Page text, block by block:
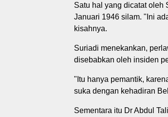
Satu hal yang dicatat oleh
Januari 1946 silam. "Ini
kisahnya.
Suriadi menekankan,
disebabkan oleh insiden
"Itu hanya pemantik,
suka dengan kehadiran
Sementara itu Dr Abdul